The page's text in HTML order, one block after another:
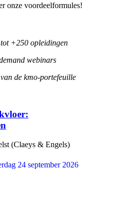
onze voordeelformules!
+250 opleidingen
webinars
de kmo-portefeuille
(Claeys & Engels)
24 september 2026